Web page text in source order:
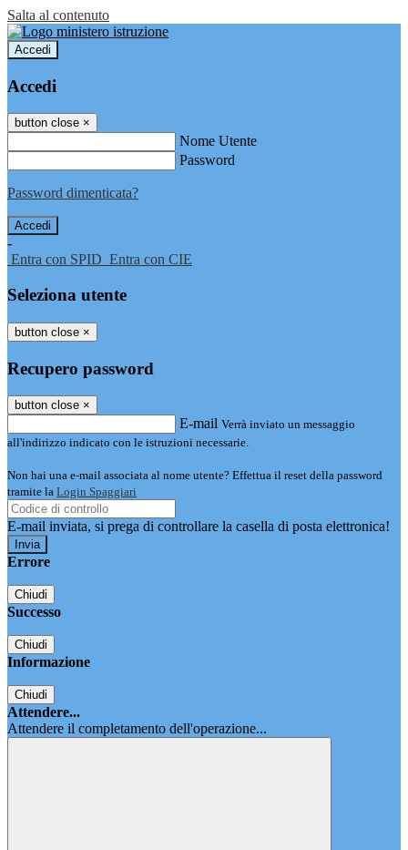
Salta al contenuto
Accedi
Accedi
button close ×
Nome Utente
Password
Password dimenticata?
-
Entra con SPID Entra con CIE
Seleziona utente
button close ×
Recupero password
button close ×
E-mail Verrà inviato un messaggio
all'indirizzo indicato con le istruzioni necessarie.
Non hai una e-mail associata al nome utente? Effettua il reset della password
tramite la Login Spaggiari
E-mail inviata, si prega di controllare la casella di posta elettronica!
Errore
Chiudi
Successo
Chiudi
Informazione
Chiudi
Attendere...
Attendere il completamento dell'operazione...